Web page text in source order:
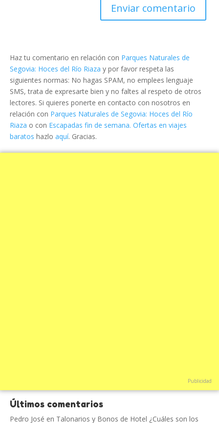
Haz tu comentario en relación con Parques Naturales de
Segovia: Hoces del Río Riaza y por favor respeta las
siguientes normas: No hagas SPAM, no emplees lenguaje
SMS, trata de expresarte bien y no faltes al respeto de otros
lectores. Si quieres ponerte en contacto con nosotros en
relación con Parques Naturales de Segovia: Hoces del Río
Riaza o con Escapadas fin de semana. Ofertas en viajes
baratos hazlo aquí. Gracias.
Publicidad
Últimos comentarios
Pedro José en Talonarios y Bonos de Hotel ¿Cuáles son los